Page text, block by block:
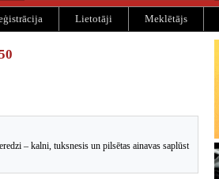
Lietotāji Meklētājs
– kalni, tuksnesis un pilsētas ainavas saplūst